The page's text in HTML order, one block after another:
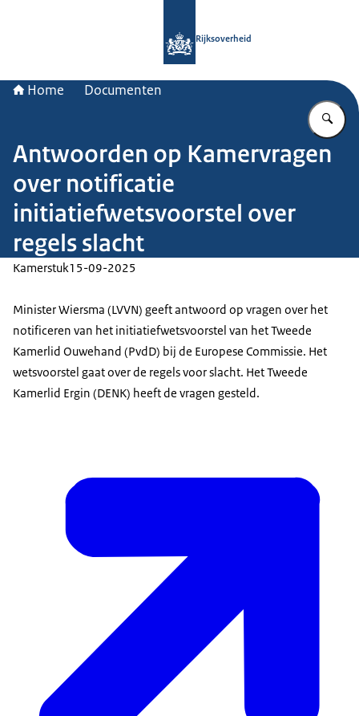
Rijksoverheid
Home Documenten
Antwoorden op Kamervragen
over notificatie
initiatiefwetsvoorstel over
regels slacht
Kamerstuk15-09-2025
Minister Wiersma (LVVN) geeft antwoord op vragen over het
notificeren van het initiatiefwetsvoorstel van het Tweede
Kamerlid Ouwehand (PvdD) bij de Europese Commissie. Het
wetsvoorstel gaat over de regels voor slacht. Het Tweede
Kamerlid Ergin (DENK) heeft de vragen gesteld.